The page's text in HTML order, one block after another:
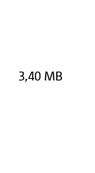
3,40 MB